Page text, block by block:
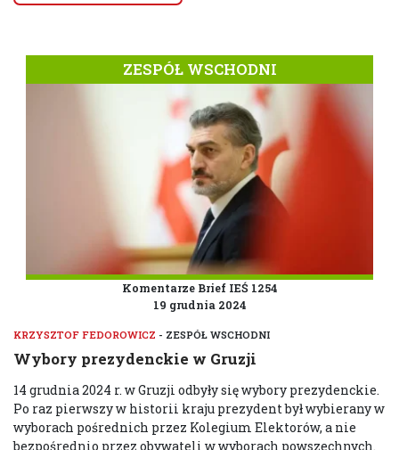
ZESPÓŁ WSCHODNI
Komentarze Brief IEŚ 1254
19 grudnia 2024
KRZYSZTOF FEDOROWICZ - ZESPÓŁ WSCHODNI
Wybory prezydenckie w Gruzji
14 grudnia 2024 r. w Gruzji odbyły się wybory prezydenckie.
Po raz pierwszy w historii kraju prezydent był wybierany w
wyborach pośrednich przez Kolegium Elektorów, a nie
bezpośrednio przez obywateli w wyborach powszechnych.